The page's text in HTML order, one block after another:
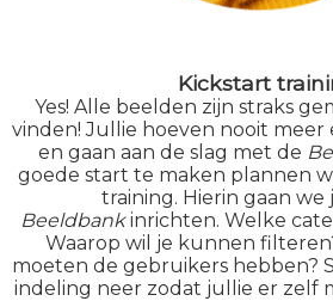
Kickstart
Yes! Alle beelden zijn straks
vinden! Jullie hoeven nooit meer
en gaan aan de slag met de
goede start te maken plannen
training. Hierin gaan we
Beeldbankinrichten. Welke
Waarop wil je kunnen
moeten de gebruikers hebben?
indeling neer zodat jullie er zelf